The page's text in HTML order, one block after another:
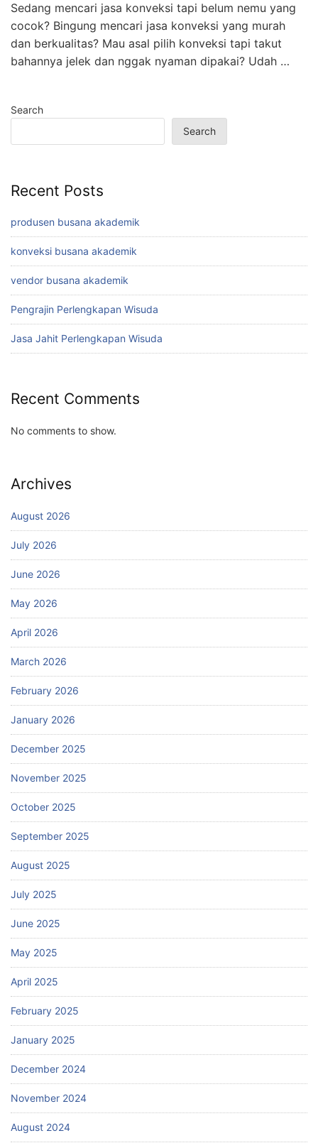
Sedang mencari jasa konveksi tapi belum nemu yang
cocok? Bingung mencari jasa konveksi yang murah
dan berkualitas? Mau asal pilih konveksi tapi takut
bahannya jelek dan nggak nyaman dipakai? Udah …
Search
Search
Recent Posts
produsen busana akademik
konveksi busana akademik
vendor busana akademik
Pengrajin Perlengkapan Wisuda
Jasa Jahit Perlengkapan Wisuda
Recent Comments
No comments to show.
Archives
August 2026
July 2026
June 2026
May 2026
April 2026
March 2026
February 2026
January 2026
December 2025
November 2025
October 2025
September 2025
August 2025
July 2025
June 2025
May 2025
April 2025
February 2025
January 2025
December 2024
November 2024
August 2024